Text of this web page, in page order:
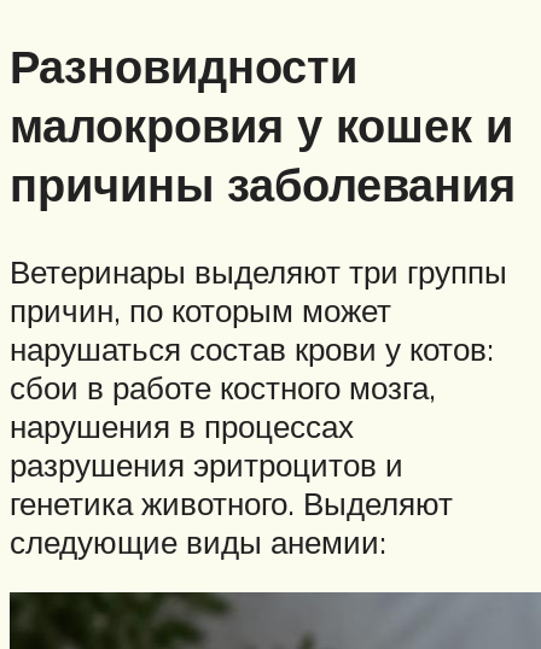
Разновидности
малокровия у кошек и
причины заболевания
Ветеринары выделяют три группы
причин, по которым может
нарушаться состав крови у котов:
сбои в работе костного мозга,
нарушения в процессах
разрушения эритроцитов и
генетика животного. Выделяют
следующие виды анемии: